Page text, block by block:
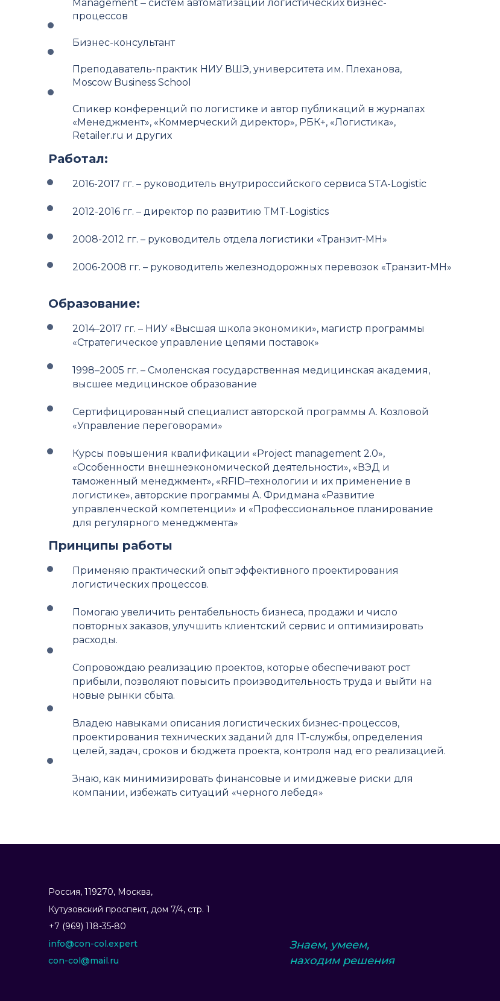
Management ‒ систем автоматизации логистических бизнес-
процессов
Бизнес-консультант
Преподаватель-практик НИУ ВШЭ, университета им. Плеханова,
Moscow Business School
Спикер конференций по логистике и автор публикаций в журналах
«Менеджмент», «Коммерческий директор», РБК+, «Логистика»,
Retailer.ru и других
Работал:
2016-2017 гг. – руководитель внутрироссийского сервиса STA-Logistic
2012-2016 гг. – директор по развитию TMT-Logistics
2008-2012 гг. – руководитель отдела логистики «Транзит-МН»
2006-2008 гг. – руководитель железнодорожных перевозок «Транзит-МН»
Образование:
2014–2017 гг. – НИУ «Высшая школа экономики», магистр программы
«Стратегическое управление цепями поставок»
1998–2005 гг. – Смоленская государственная медицинская академия,
высшее медицинское образование
Сертифицированный специалист авторской программы А. Козловой
«Управление переговорами»
Курсы повышения квалификации «Project management 2.0»,
«Особенности внешнеэкономической деятельности», «ВЭД и
таможенный менеджмент», «RFID–технологии и их применение в
логистике», авторские программы А. Фридмана «Развитие
управленческой компетенции» и «Профессиональное планирование
для регулярного менеджмента»
Принципы работы
Применяю практический опыт эффективного проектирования
логистических процессов.
Помогаю увеличить рентабельность бизнеса, продажи и число
повторных заказов, улучшить клиентский сервис и оптимизировать
расходы.
Сопровождаю реализацию проектов, которые обеспечивают рост
прибыли, позволяют повысить производительность труда и выйти на
новые рынки сбыта.
Владею навыками описания логистических бизнес-процессов,
проектирования технических заданий для IT-службы, определения
целей, задач, сроков и бюджета проекта, контроля над его реализацией.
Знаю, как минимизировать финансовые и имиджевые риски для
компании, избежать ситуаций «черного лебедя»
Россия, 119270, Москва,
info@con-col.expert
+7 (969) 118-35-80
Ку­тузов­ский прос­пект, дом 7/4, стр. 1
Знаем, умеем,
находим решения
con-col@mail.ru